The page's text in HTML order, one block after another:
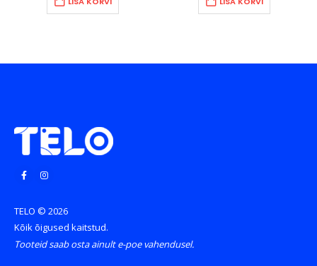
TELO © 2026
Kõik õigused kaitstud.
Tooteid saab osta ainult e-poe vahendusel.